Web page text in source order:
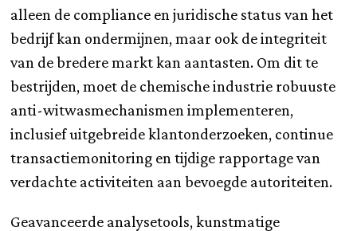
alleen de compliance en juridische status van het
bedrijf kan ondermijnen, maar ook de integriteit
van de bredere markt kan aantasten. Om dit te
bestrijden, moet de chemische industrie robuuste
anti-witwasmechanismen implementeren,
inclusief uitgebreide klantonderzoeken, continue
transactiemonitoring en tijdige rapportage van
verdachte activiteiten aan bevoegde autoriteiten.
Geavanceerde analysetools, kunstmatige